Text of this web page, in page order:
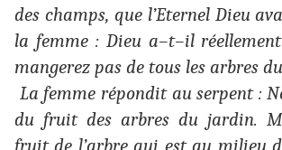
des champs, que l’Eternel Dieu
la femme : Dieu a–t–il
mangerez pas de tous les arbres
La femme répondit au serpent :
du fruit des arbres du jardin.
fruit de l’arbre qui est au milieu